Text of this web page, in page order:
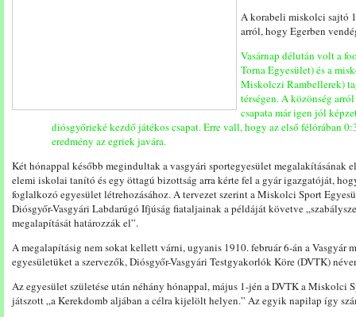
A korabeli miskolci sajtó
arról, hogy Egerben
Vasárnap délután volt a
Torna Egyesület) és a
Miskolczi Rambellerek)
térségen. A közönség
csapata már igen jól
diósgyőrieké kezdő játékos csapat. Erre vall, hogy az első félórában
eredmény az egriek javára.
Két hónappal később megindultak a vasgyári sportegyesület megalakításának
elemi iskolai tanító és egy öttagú bizottság arra kérte fel a gyár igazgatóját,
foglalkozó egyesület létrehozásához. A tervezet szerint a Miskolci Sport
Diósgyőr-Vasgyári Labdarúgó Ifjúság fiataljainak a példáját követve
megalapítását határozzák el”.
A megalapításig nem sokat kellett várni, ugyanis 1910. február 6-án a Vasgyár
egyesületüket a szervezők, Diósgyőr-Vasgyári Testgyakorlók Köre (DVTK)
Az egyesület születése után néhány hónappal, május 1-jén a DVTK a Miskolci
játszott „a Kerekdomb aljában a célra kijelölt helyen.” Az egyik napilap így